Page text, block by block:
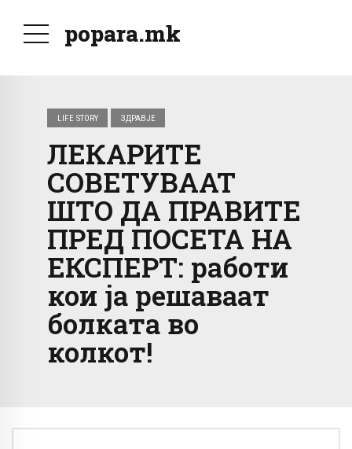
popara.mk
LIFE STORY ЗДРАВЈЕ
ЛЕКАРИТЕ
СОВЕТУВААТ
ШТО ДА ПРАВИТЕ
ПРЕД ПОСЕТА НА
ЕКСПЕРТ: работи
кои ја решаваат
болката во
колкот!